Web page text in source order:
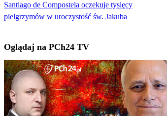
Santiago de Compostela oczekuje tysięcy
pielgrzymów w uroczystość św. Jakuba
Oglądaj na PCh24 TV